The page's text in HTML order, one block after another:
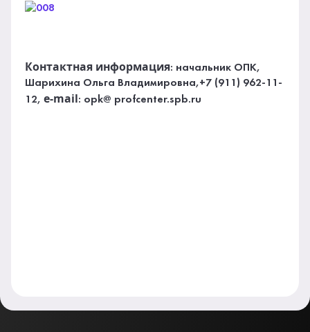
Контактная информация: начальник ОПК,
Шарихина Ольга Владимировна,+7 (911) 962-11-
12,e-mail: opk@ profcenter.spb.ru